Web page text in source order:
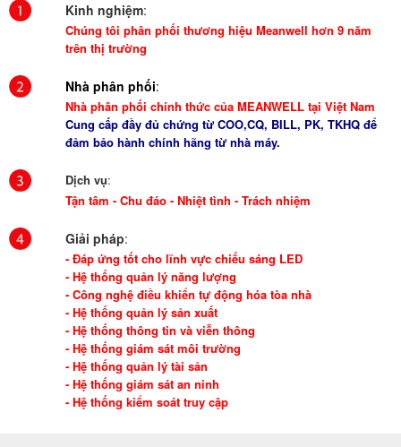
Kinh nghiệm:
Chúng tôi phân phối thương hiệu Meanwell hơn 9 năm
trên thị trường
Nhà phân phối:
Nhà phân phối chính thức của MEANWELL tại Việt Nam
Cung cấp đầy đủ chứng từ COO,CQ, BILL, PK, TKHQ để
đảm bảo hành chính hãng từ nhà máy.
Dịch vụ:
Tận tâm - Chu đáo - Nhiệt tình - Trách nhiệm
Giải pháp:
- Đáp ứng tốt cho lĩnh vực chiếu sáng LED
- Hệ thống quản lý năng lượng
- Công nghệ điều khiển tự động hóa tòa nhà
- Hệ thống quản lý sản xuất
- Hệ thống thông tin và viễn thông
- Hệ thống giám sát môi trường
- Hệ thống quản lý tài sản
- Hệ thống giám sát an ninh
- Hệ thống kiểm soát truy cập